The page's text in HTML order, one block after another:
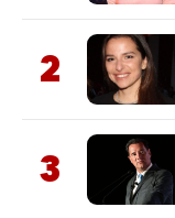
2
3